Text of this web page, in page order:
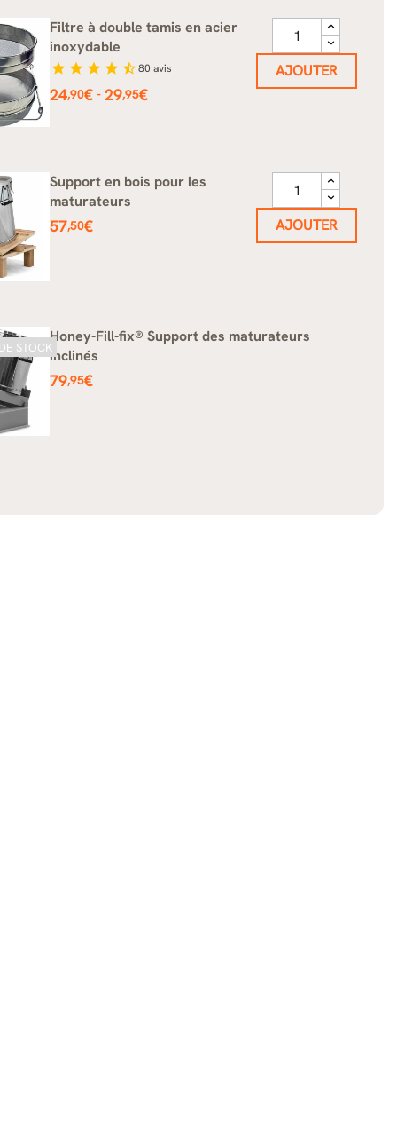
Filtre à double tamis en acier
inoxydable
star star star star star_half80 avis
Prix
24,90€ - 29,95€
AJOUTER
Support en bois pour les
maturateurs
Prix
57,50€ AJOUTER
Honey-Fill-fix® Support des maturateurs
inclinés
Prix
79,95€
STOCK